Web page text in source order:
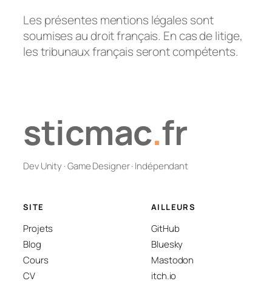
Les présentes mentions légales sont
soumises au droit français. En cas de litige,
les tribunaux français seront compétents.
sticmac.fr
Dev Unity · Game Designer · Indépendant
SITE
Projets
Blog
Cours
CV
AILLEURS
GitHub
Bluesky
Mastodon
itch.io